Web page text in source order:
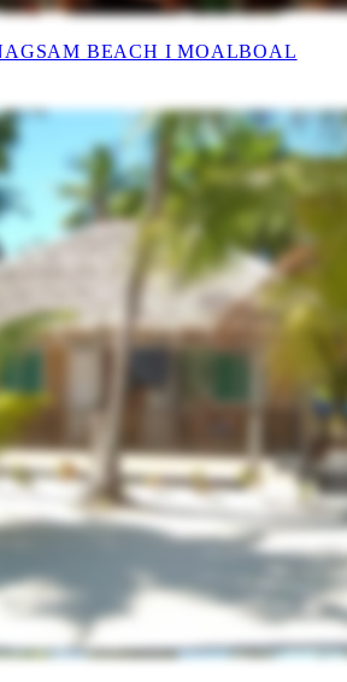
BEACH I MOALBOAL